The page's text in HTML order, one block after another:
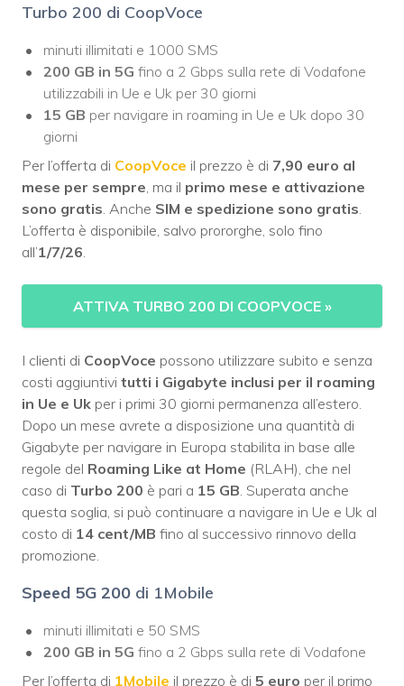
Turbo 200 di CoopVoce
minuti illimitati e 1000 SMS
200 GB in 5G fino a 2 Gbps sulla rete di Vodafone
utilizzabili in Ue e Uk per 30 giorni
15 GB per navigare in roaming in Ue e Uk dopo 30
giorni
Per l’offerta di CoopVoce il prezzo è di 7,90 euro al
mese per sempre , ma il primo mese e attivazione
sono gratis . Anche SIM e spedizione sono gratis
L’offerta è disponibile, salvo prororghe, solo fino
all’1/7/26
ATTIVA TURBO 200 DI COOPVOCE »
I clienti di CoopVoce possono utilizzare subito e senza
costi aggiuntivi tutti i Gigabyte inclusi per il roaming
in Ue e Uk per i primi 30 giorni permanenza all’estero.
Dopo un mese avrete a disposizione una quantità di
Gigabyte per navigare in Europa stabilita in base alle
regole del Roaming Like at Home (RLAH), che nel
caso di Turbo 200 è pari a 15 GB . Superata anche
questa soglia, si può continuare a navigare in Ue e Uk al
costo di 14 cent/MB fino al successivo rinnovo della
promozione.
Speed 5G 200 di 1Mobile
minuti illimitati e 50 SMS
200 GB in 5G fino a 2 Gbps sulla rete di Vodafone
Per l’offerta di 1Mobile il prezzo è di 5 euro per il primo